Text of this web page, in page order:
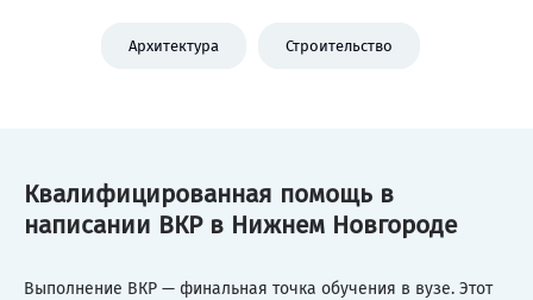
Архитектура Строительство
Квалифицированная помощь в
написании ВКР в Нижнем Новгороде
Выполнение ВКР — финальная точка обучения в вузе. Этот